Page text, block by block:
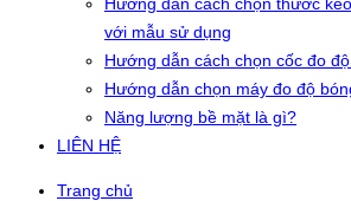
với mẫu sử dụng
Hướng dẫn cách chọn cốc đo
Hướng dẫn chọn máy đo độ
Năng lượng bề mặt là gì?
LIÊN HỆ
Trang chủ